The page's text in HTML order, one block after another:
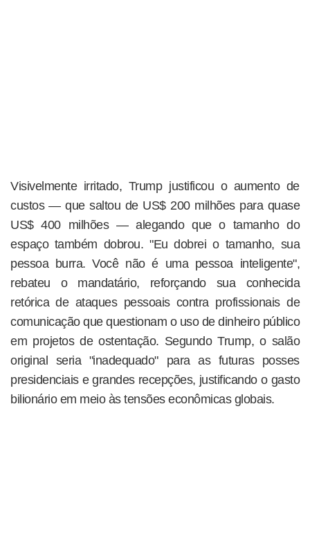
Visivelmente irritado, Trump justificou o aumento de
custos — que saltou de US$ 200 milhões para quase
US$ 400 milhões — alegando que o tamanho do
espaço também dobrou. "Eu dobrei o tamanho, sua
pessoa burra. Você não é uma pessoa inteligente",
rebateu o mandatário, reforçando sua conhecida
retórica de ataques pessoais contra profissionais de
comunicação que questionam o uso de dinheiro público
em projetos de ostentação. Segundo Trump, o salão
original seria "inadequado" para as futuras posses
presidenciais e grandes recepções, justificando o gasto
bilionário em meio às tensões econômicas globais.